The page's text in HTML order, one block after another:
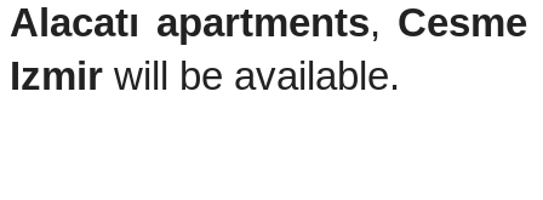
Alacatı apartments,
Izmir will be available.